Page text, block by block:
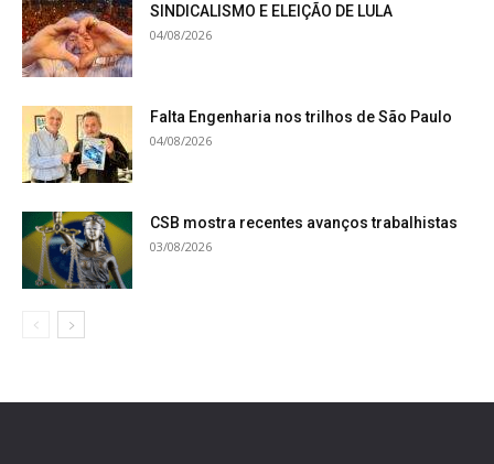
SINDICALISMO E ELEIÇÃO DE LULA
04/08/2026
Falta Engenharia nos trilhos de São Paulo
04/08/2026
CSB mostra recentes avanços trabalhistas
03/08/2026